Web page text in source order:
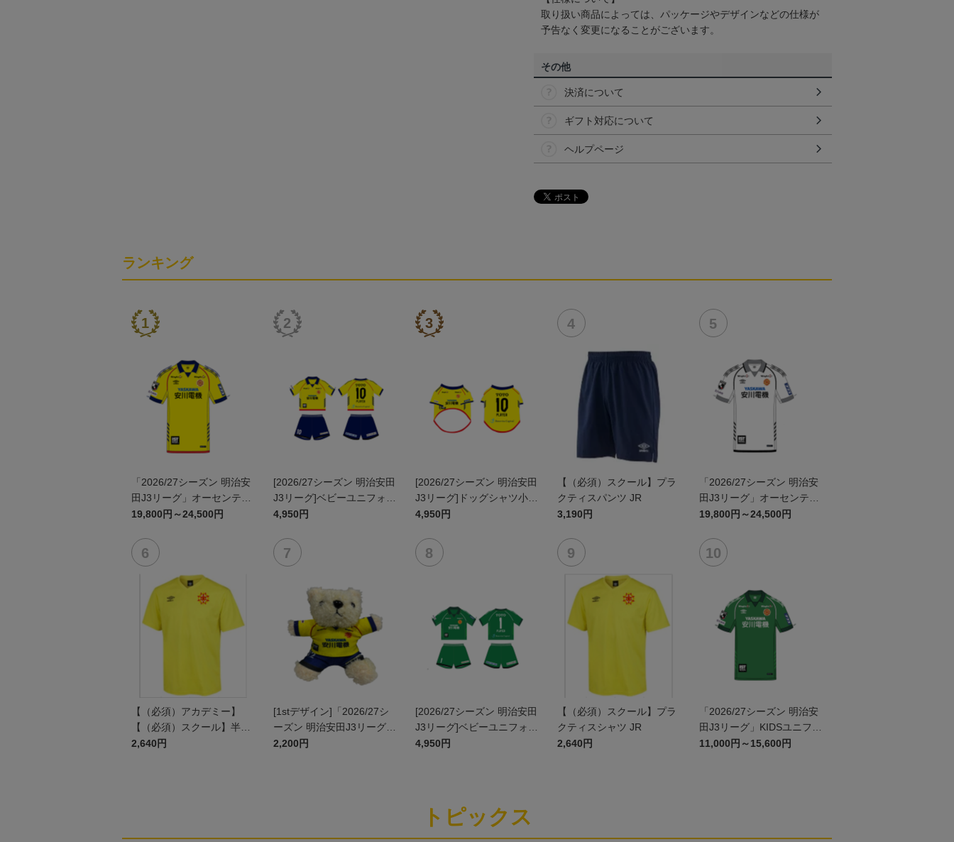
取り扱い商品によっては、パッケージやデザインなどの仕様が
予告なく変更になることがございます。
その他
決済について
ギフト対応について
ヘルプページ
ランキング
「2026/27シーズン 明治安
田J3リーグ」オーセンティ
ックユニフォームFP1st
19,800円～24,500円
[2026/27シーズン 明治安田
J3リーグ]ベビーユニフォー
ム上下セット(FP1stデザイ
4,950円
[2026/27シーズン 明治安田
J3リーグ]ドッグシャツ小型
犬用(FP1stデザイン)
4,950円
【（必須）スクール】プラ
クティスパンツ JR
3,190円
「2026/27シーズン 明治安
田J3リーグ」オーセンティ
ックユニフォームFP2nd
19,800円～24,500円
【（必須）アカデミー】
【（必須）スクール】半袖
プラクティスシャツ JR
2,640円
[1stデザイン]「2026/27シ
ーズン 明治安田J3リーグ」
ユニフォームベア
2,200円
[2026/27シーズン 明治安田
J3リーグ]ベビーユニフォー
ム上下セット(GK1stデザイ
4,950円
【（必須）スクール】プラ
クティスシャツ JR
2,640円
「2026/27シーズン 明治安
田J3リーグ」KIDSユニフォ
ームGK1st
11,000円～15,600円
トピックス